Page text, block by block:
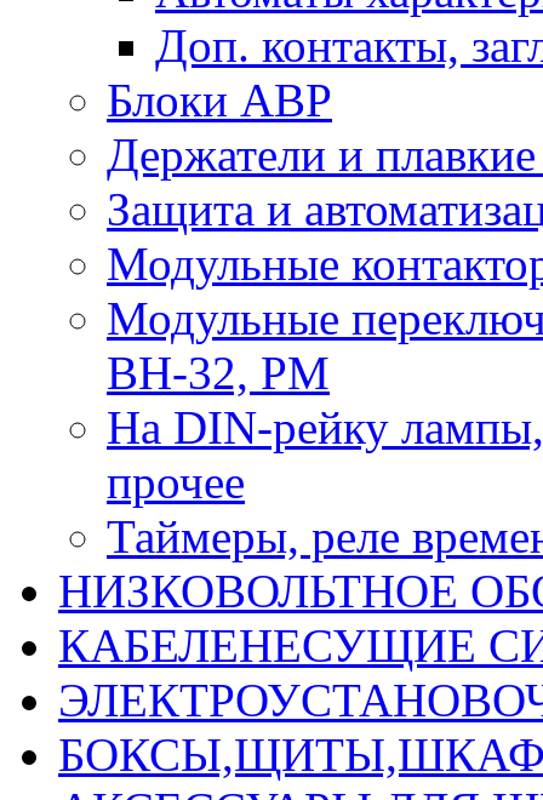
Доп. контакты,
Блоки АВР
Держатели и
Защита и
Модульные
Модульные
ВН-32, РМ
На DIN-рейку
прочее
Таймеры, реле
НИЗКОВОЛЬТНОЕ
КАБЕЛЕНЕСУЩИЕ